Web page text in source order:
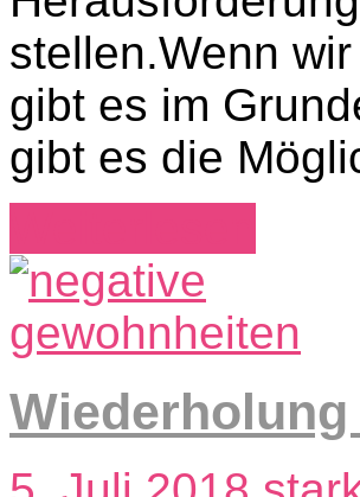
stellen.Wenn
gibt es im
gibt es die